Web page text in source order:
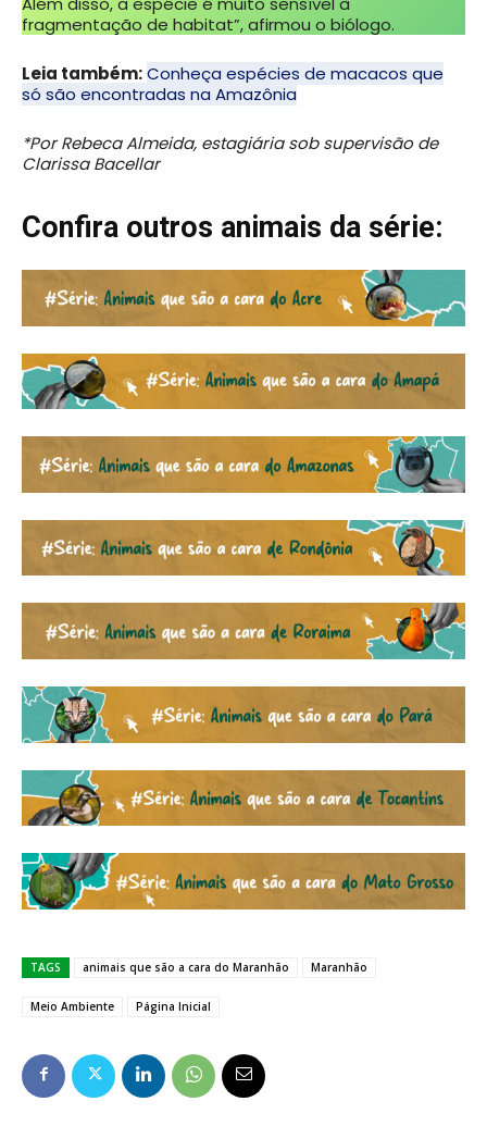
fragmentação de habitat”, afirmou o biólogo.
Leia também:Conheça espécies de macacos que
só são encontradas na Amazônia
*Por Rebeca Almeida, estagiária sob supervisão de
Clarissa Bacellar
Confira outros animais da série:
TAGS animais que são a cara do Maranhão Maranhão
Meio Ambiente Página Inicial